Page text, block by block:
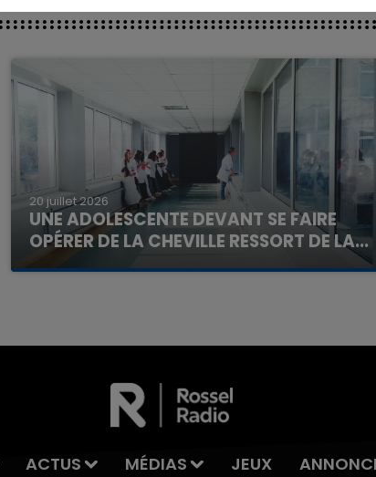
20 juillet 2026
UNE ADOLESCENTE DEVANT SE FAIRE
OPÉRER DE LA CHEVILLE RESSORT DE LA...
La famille a porté plainte contre la clinique qui a
7h00 - 12h00
ACTUS MÉDIAS JEUX